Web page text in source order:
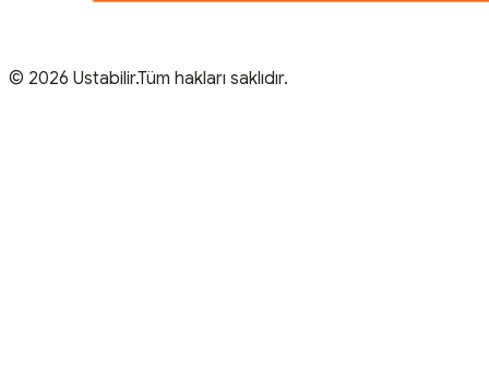
© 2026 Ustabilir.Tüm hakları saklıdır.